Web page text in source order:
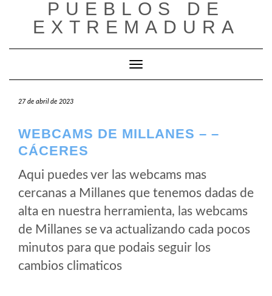
contenido
PUEBLOS DE
EXTREMADURA
Cambiar modo de navegación
27 de abril de 2023
WEBCAMS DE MILLANES – –
CÁCERES
Aqui puedes ver las webcams mas
cercanas a Millanes que tenemos dadas de
alta en nuestra herramienta, las webcams
de Millanes se va actualizando cada pocos
minutos para que podais seguir los
cambios climaticos